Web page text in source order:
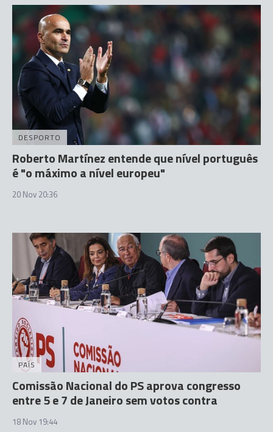
DESPORTO
Roberto Martínez entende que nível português
é "o máximo a nível europeu"
20 Nov 20:36
PAÍS
Comissão Nacional do PS aprova congresso
entre 5 e 7 de Janeiro sem votos contra
18 Nov 19:44